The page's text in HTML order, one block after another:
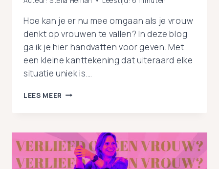
Hoe kan je er nu mee omgaan als je vrouw
denkt op vrouwen te vallen? In deze blog
ga ik je hier handvatten voor geven. Met
een kleine kanttekening dat uiteraard elke
situatie uniek is….
LEES MEER HETEROSTELLEN:
OP
VROUWEN
TE
VALLEN,